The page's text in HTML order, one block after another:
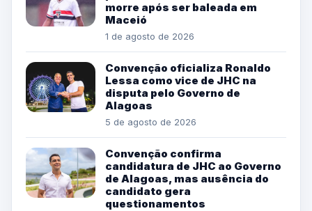
morre após ser baleada em
Maceió
1 de agosto de 2026
Convenção oficializa Ronaldo
Lessa como vice de JHC na
disputa pelo Governo de
Alagoas
5 de agosto de 2026
Convenção confirma
candidatura de JHC ao Governo
de Alagoas, mas ausência do
candidato gera
questionamentos